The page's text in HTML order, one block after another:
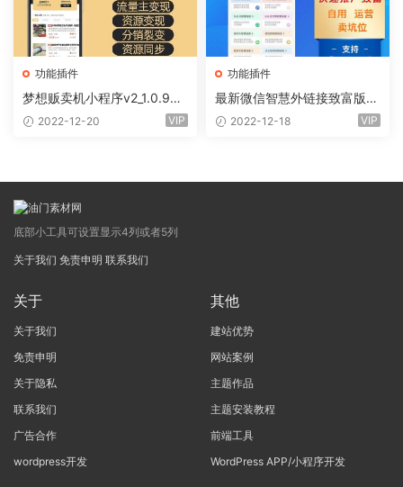
功能插件
梦想贩卖机小程序v2_1.0.96
+全插件（线传）
2022-12-20 VIP
功能插件
最新微信智慧外链接致富版小
程序（前端+全插件)
2022-12-18 VIP
底部小工具可设置显示4列或者5列
关于我们 免责申明 联系我们
关于
关于我们
免责申明
关于隐私
联系我们
广告合作
wordpress开发
其他
建站优势
网站案例
主题作品
主题安装教程
前端工具
WordPress APP/小程序开发